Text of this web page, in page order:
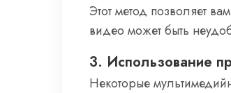
Этот метод позволяет
видео может быть
3. Использование
Некоторые